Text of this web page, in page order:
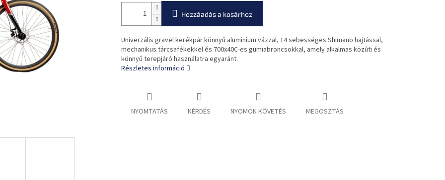
Hozzáadás a kosárhoz
Univerzális gravel kerékpár könnyű alumínium vázzal, 14 sebességes Shimano hajtással,
mechanikus tárcsafékekkel és 700x40C-es gumiabroncsokkal, amely alkalmas közúti és
könnyű terepjáró használatra egyaránt.
Részletes információ
NYOMTATÁS KÉRDÉS NYOMON KÖVETÉS MEGOSZTÁS